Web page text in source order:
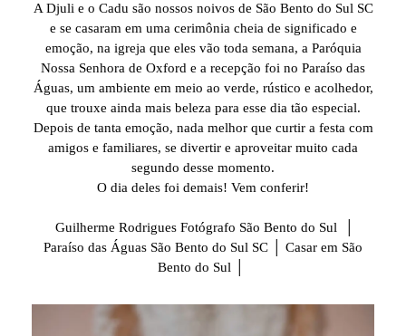
A Djuli e o Cadu são nossos noivos de São Bento do Sul SC
e se casaram em uma cerimônia cheia de significado e
emoção, na igreja que eles vão toda semana, a Paróquia
Nossa Senhora de Oxford e a recepção foi no Paraíso das
Águas, um ambiente em meio ao verde, rústico e acolhedor,
que trouxe ainda mais beleza para esse dia tão especial.
Depois de tanta emoção, nada melhor que curtir a festa com
amigos e familiares, se divertir e aproveitar muito cada
segundo desse momento.
O dia deles foi demais! Vem conferir!
Guilherme Rodrigues Fotógrafo São Bento do Sul │
Paraíso das Águas São Bento do Sul SC │ Casar em São
Bento do Sul │